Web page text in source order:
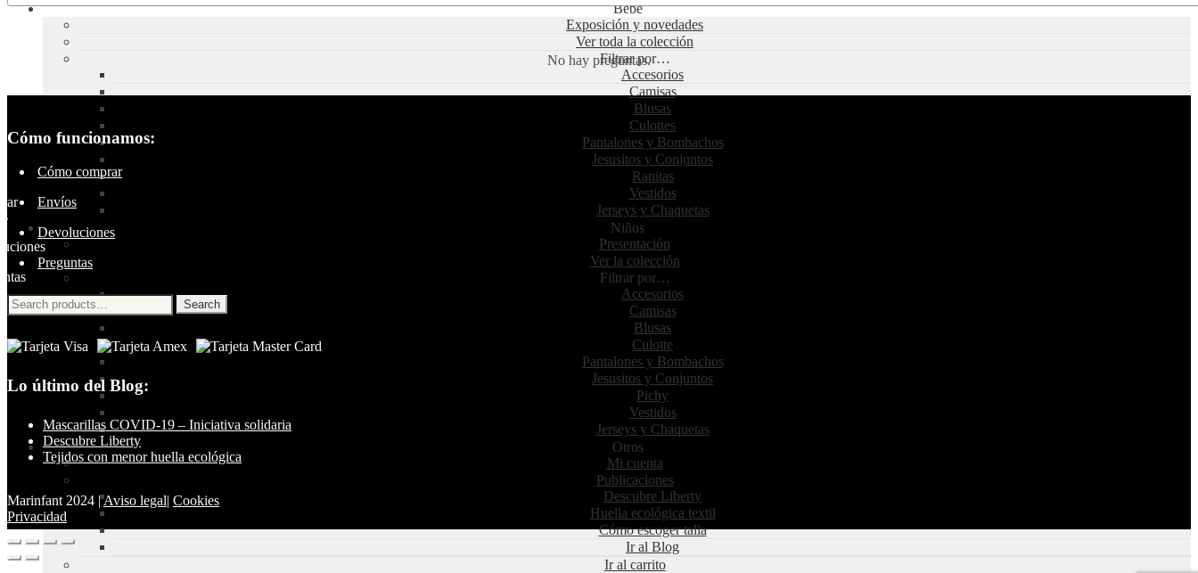
Bebé
Exposición y novedades
Ver toda la colección
Filtrar por…
Accesorios
Camisas
Blusas
Culottes
Pantalones y Bombachos
Jesusitos y Conjuntos
Ranitas
Vestidos
Jerseys y Chaquetas
Niños
Presentación
Ver la colección
Filtrar por…
Accesorios
Camisas
Blusas
Culotte
Pantalones y Bombachos
Jesusitos y Conjuntos
Pichy
Vestidos
Jerseys y Chaquetas
Otros
Mi cuenta
Publicaciones
Descubre Liberty
Huella ecológica textil
Cómo escoger talla
Ir al Blog
Ir al carrito
No hay preguntas.
Cómo funcionamos:
Cómo comprar
Envíos
Devoluciones
Preguntas
Search
for:
Search
Lo último del Blog:
Mascarillas COVID-19 – Iniciativa solidaria
Descubre Liberty
Tejidos con menor huella ecológica
Marinfant 2024 |Aviso legal| Cookies
Privacidad